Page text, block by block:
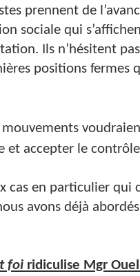
prennent de
sociale qui
Ils n’hésitent
positions fermes
mouvements
et accepter le contrôle
cas en particulier qui
avons déjà
foi ridiculise Mgr